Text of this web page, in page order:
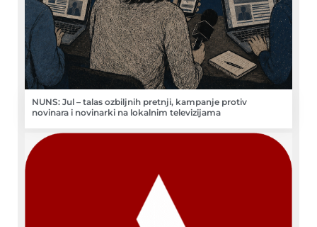
NUNS: Jul – talas ozbiljnih pretnji, kampanje protiv
novinara i novinarki na lokalnim televizijama